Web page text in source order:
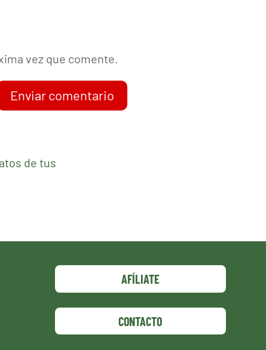
vez que comente.
Enviar comentario
de tus
AFÍLIATE
CONTACTO